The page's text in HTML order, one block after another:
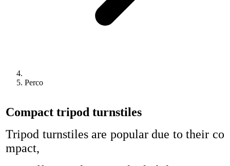
Perco
Compact tripod turnstiles
Tripod turnstiles are popular due to their co
mpact,